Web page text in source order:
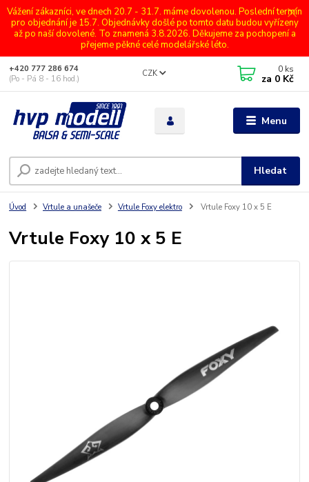
Vážení zákazníci, ve dnech 20.7 - 31.7. máme dovolenou. Poslední termín
pro objednání je 15.7. Objednávky došlé po tomto datu budou vyřízeny
až po naší dovolené. To znamená 3.8.2026. Děkujeme za pochopení a
přejeme pěkné celé modelářské léto.
Menu
CZK
Hledat
+420 777 286 674
(Po - Pá 8 - 16 hod.)
0 ks
za 0 Kč
Úvod Vrtule a unašeče Vrtule Foxy elektro Vrtule Foxy 10 x 5 E
Vrtule Foxy 10 x 5 E